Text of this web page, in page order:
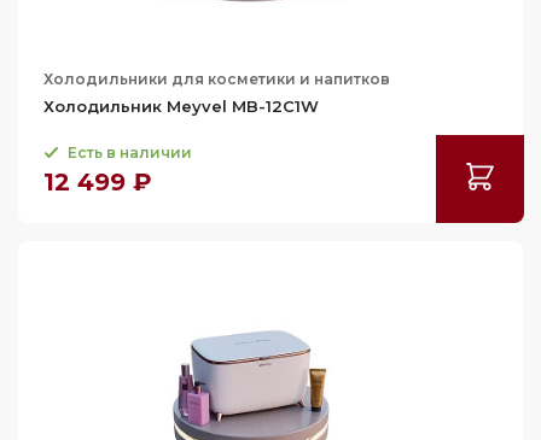
Холодильники для косметики и напитков
Холодильник Meyvel MB-12C1W
Есть в наличии
12 499 ₽